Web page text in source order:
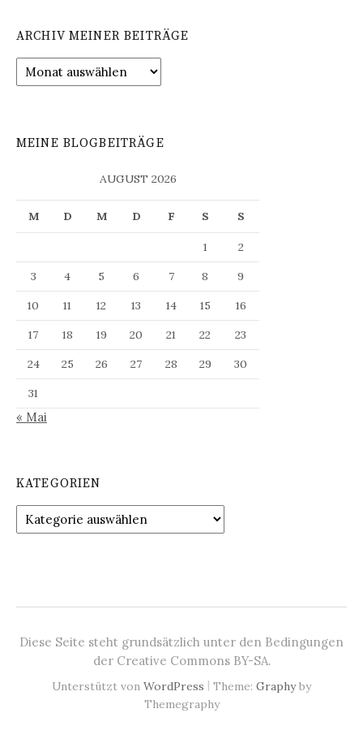
ARCHIV MEINER BEITRÄGE
Archiv
meiner
MEINE BLOGBEITRÄGE
AUGUST 2026
M D M D F S S
1
2
3
4 5 6 7 8
9
10
11 12 13 14 15
16
17
18 19 20 21 22
23
24
25 26 27 28 29
30
31
« Mai
KATEGORIEN
Kategorien
Diese Seite steht grundsätzlich unter den Bedingungen
der Creative Commons BY-SA.
Unterstützt von WordPress | Theme: Graphyby
Themegraphy